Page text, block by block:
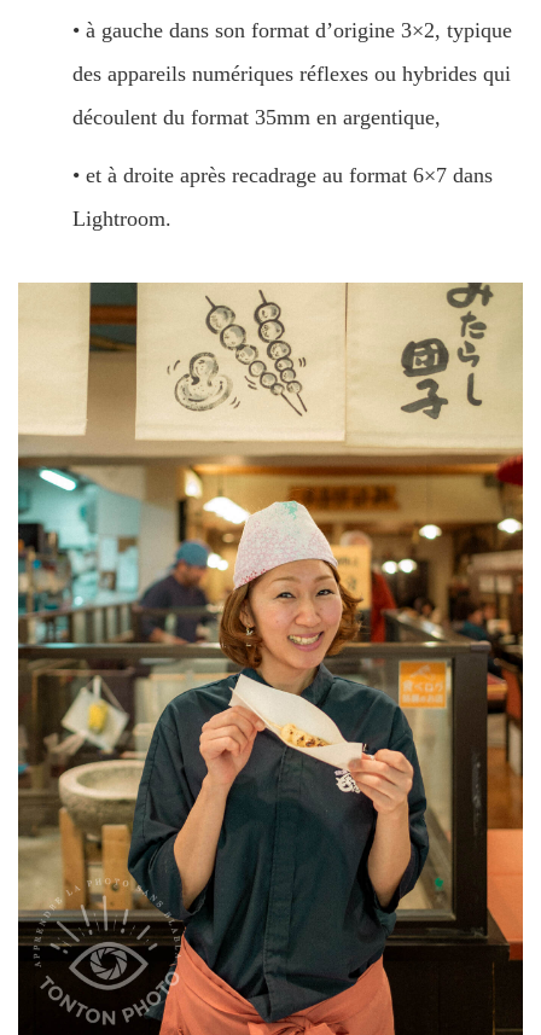
• à gauche dans son format d’origine 3×2, typique
des appareils numériques réflexes ou hybrides qui
découlent du format 35mm en argentique,
• et à droite après recadrage au format 6×7 dans
Lightroom.